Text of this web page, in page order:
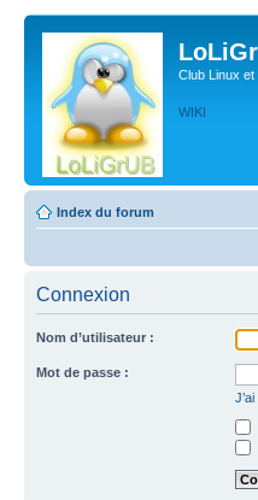
Club Linux
WIKI
Index du forum
Connexion
Nom d’utilisateur :
Mot de passe :